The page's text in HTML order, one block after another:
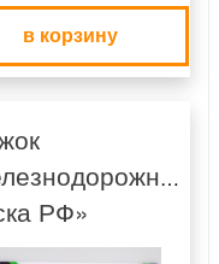
в корзину
РФ»